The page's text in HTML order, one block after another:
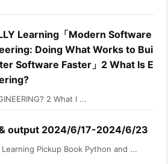
Learning「Modern Software
Doing What Works to Bui
Software Faster」2 What Is E
2 What I ...
output 2024/6/17-2024/6/23
Pickup Book Python and ...